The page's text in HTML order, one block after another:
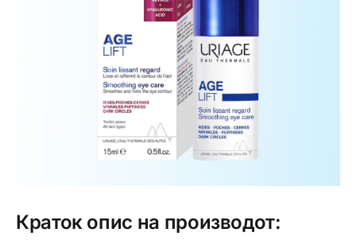
Медицински апрати
Нега на кожа
Краток опис на производот: